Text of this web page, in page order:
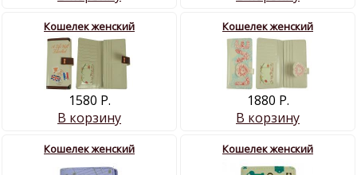
Кошелек женский
1580 Р.
В корзину
Кошелек женский
1880 Р.
В корзину
Кошелек женский Кошелек женский